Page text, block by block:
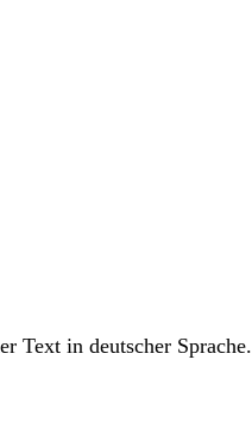
Text in deutscher Sprache.